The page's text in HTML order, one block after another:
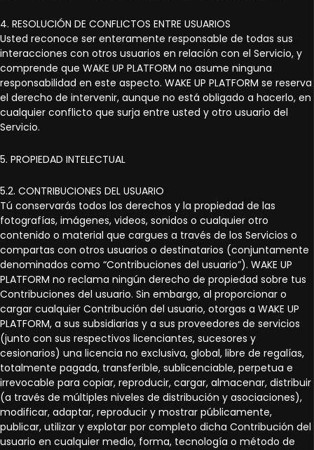
4. RESOLUCIÓN DE CONFLICTOS ENTRE USUARIOS
Usted reconoce ser enteramente responsable de todas sus
interacciones con otros usuarios en relación con el Servicio, y
comprende que WAKE UP PLATFORM no asume ninguna
responsabilidad en este aspecto. WAKE UP PLATFORM se reserva
el derecho de intervenir, aunque no está obligado a hacerlo, en
cualquier conflicto que surja entre usted y otro usuario del
Servicio.
5. PROPIEDAD INTELECTUAL
5.2. CONTRIBUCIONES DEL USUARIO
Tú conservarás todos los derechos y la propiedad de las
fotografías, imágenes, videos, sonidos o cualquier otro
contenido o material que cargues a través de los Servicios o
compartas con otros usuarios o destinatarios (conjuntamente
denominados como “Contribuciones del usuario”). WAKE UP
PLATFORM no reclama ningún derecho de propiedad sobre tus
Contribuciones del usuario. Sin embargo, al proporcionar o
cargar cualquier Contribución del usuario, otorgas a WAKE UP
PLATFORM, a sus subsidiarias y a sus proveedores de servicios
(junto con sus respectivos licenciantes, sucesores y
cesionarios) una licencia no exclusiva, global, libre de regalías,
totalmente pagada, transferible, sublicenciable, perpetua e
irrevocable para copiar, reproducir, cargar, almacenar, distribuir
(a través de múltiples niveles de distribución y asociaciones),
modificar, adaptar, reproducir y mostrar públicamente,
publicar, utilizar y explotar por completo dicha Contribución del
usuario en cualquier medio, forma, tecnología o método de